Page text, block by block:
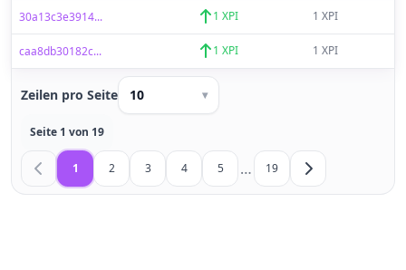
30a13c3e3914... 1 XPI 1 XPI
caa8db30182c... 1 XPI 1 XPI
Zeilen pro Seite 10 ▾
Seite 1 von 19
1 2 3 4 5 … 19